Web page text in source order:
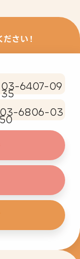
さい！
03-6407-09
35
03-6806-03
50